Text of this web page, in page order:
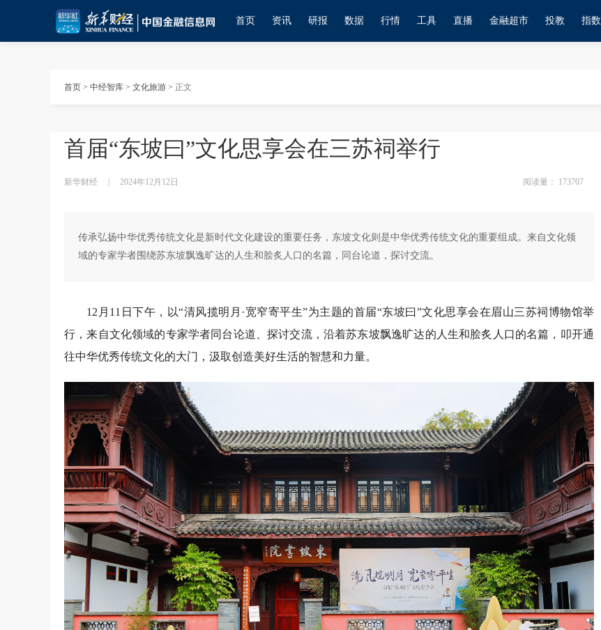
首页 资讯 研报 数据 行情 工具 直播 金融超市 投教 指数
首页 > 中经智库 > 文化旅游 > 正文
首届“东坡曰”文化思享会在三苏祠举行
新华财经 2024年12月12日 阅读量： 173707
传承弘扬中华优秀传统文化是新时代文化建设的重要任务，东坡文化则是中华优秀传统文化的重要组成。来自文化领
域的专家学者围绕苏东坡飘逸旷达‌的人生和脍炙人口的名篇，同台论道，探讨交流。
12月11日下午，以“清风揽明月·宽窄寄平生”为主题的首届“东坡曰”文化思享会在眉山三苏祠博物馆举
行，来自文化领域的专家学者同台论道、探讨交流，沿着苏东坡飘逸旷达‌的人生和脍炙人口的名篇，叩开通
往中华优秀传统文化的大门，汲取创造美好生活的智慧和力量。